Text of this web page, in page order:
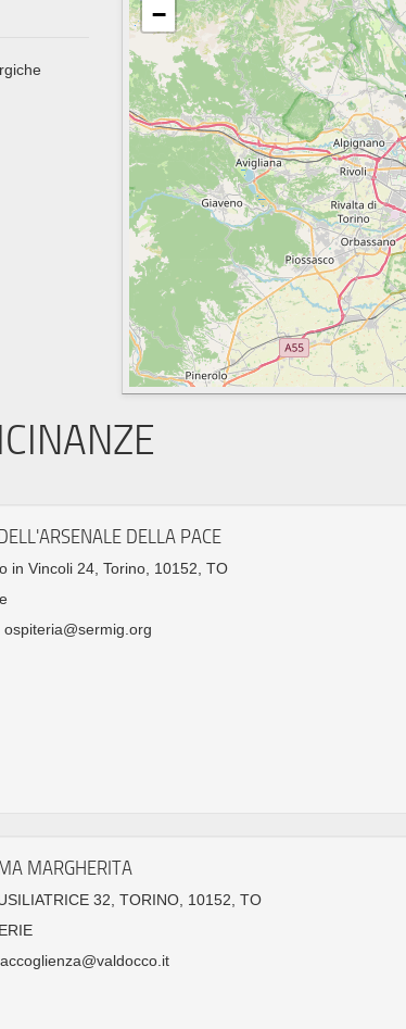
−
DELLA PACE
in Vincoli 24, Torino, 10152, TO
MARGHERITA
32, TORINO, 10152, TO